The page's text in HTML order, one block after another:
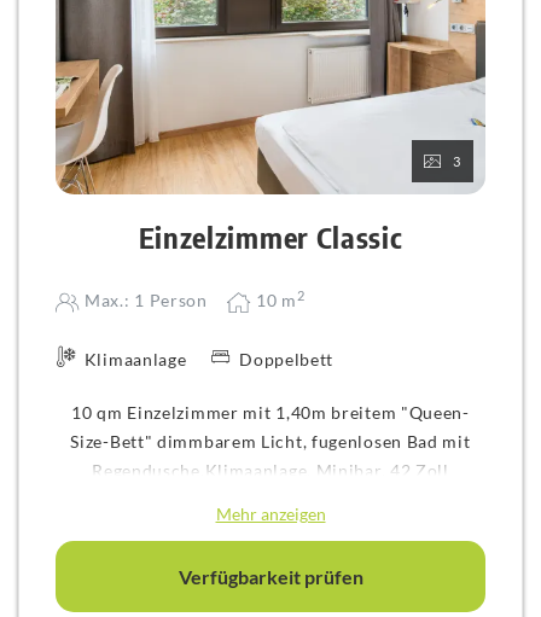
3
Einzelzimmer Classic
Max.: 1 Person 10 m 2
Klimaanlage Doppelbett
10 qm Einzelzimmer mit 1,40m breitem "Queen-
Size-Bett" dimmbarem Licht, fugenlosen Bad mit
Regendusche,Klimaanlage, Minibar, 42 Zoll
Nachttisch für Laptop wie Tablet.
Mehr anzeigen
Verfügbarkeit prüfen